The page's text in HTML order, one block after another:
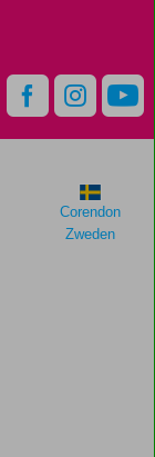
Corendon
Zweden